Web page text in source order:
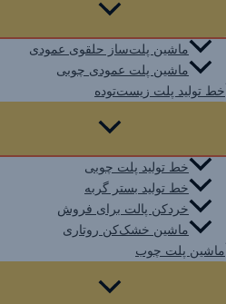
ماشین پلت‌ساز حلقوی عمودی
ماشین پلت عمودی چوبی
خط تولید پلت زیست‌توده
خط تولید پلت چوبی
خط تولید بستر گربه
خردکن پالت برای فروش
ماشین خشک‌کن روتاری
ماشین پلت چوب